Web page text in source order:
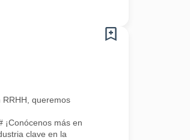
RRHH, queremos
¡Conócenos más en
clave en la